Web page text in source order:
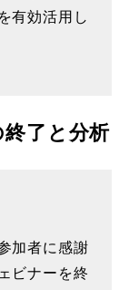
有効活用し
了と分析
加者に感謝
ビナーを終